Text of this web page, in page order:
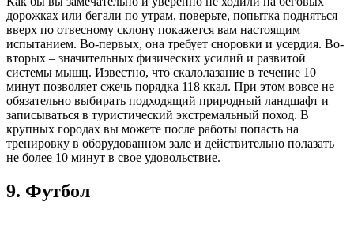
дорожках или бегали по утрам, поверьте, попытка подняться
вверх по отвесному склону покажется вам настоящим
испытанием. Во-первых, она требует сноровки и усердия. Во-
вторых – значительных физических усилий и развитой
системы мышц. Известно, что скалолазание в течение 10
минут позволяет сжечь порядка 118 ккал. При этом вовсе не
обязательно выбирать подходящий природный ландшафт и
записываться в туристический экстремальный поход. В
крупных городах вы можете после работы попасть на
тренировку в оборудованном зале и действительно полазать
не более 10 минут в свое удовольствие.
9. Футбол